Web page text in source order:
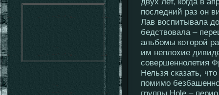
последний раз он
Лав воспитывала
бедствовала –
альбомы которой
им неплохие
совершеннолетия
Нельзя сказать,
помимо